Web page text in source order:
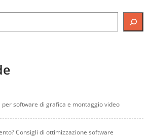
software di grafica e montaggio video
Consigli di ottimizzazione software